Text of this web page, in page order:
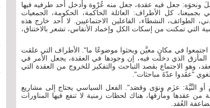
ونحوَه: جعل فيه عقدة، جعل منه عُرْوة وأدخل أحد طرفيه فيها
كل الأطراف: العائلة الحاكمة، الحكومة، الجمعيات
الطوائف، النشطاء، الفاعلين الاجتماعيين. لا أحد خارج هذه
التي تمكنت من إسكات الكل وإخماد الأنفاس، تشعر بالاختناق،
اجتمعوا في مكانٍ معيَّن وبحثوا موضوعًا ما". الأطراف التي علقت
الذي دخلت فيه، إن وجودها في العقدة، يجعل الأمر في
وهو الاجتماع بقصد التباحث والتفكير للخروج من العقدة التي
"عقَدوا عدّةَ مباحثات".
أو النِّيَّةَ: عزَم ونوَى وقصَد". الفعل السياسي يحتاج إلى مشاريع
من عقدها ومآزقها، هناك لحظات زمنية لا تنفع فيها المناورات
العُقد.